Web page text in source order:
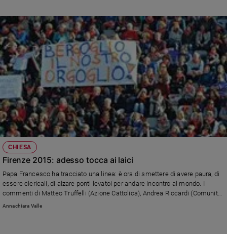
Santi
Devozione
e
fede
Parola
giorno
Santo
del
giorno
Società
e
valori
Ambiente
e
CHIESA
Firenze 2015: adesso tocca ai laici
Papa Francesco ha tracciato una linea: è ora di smettere di avere paura, di
essere clericali, di alzare ponti levatoi per andare incontro al mondo. I
commenti di Matteo Truffelli (Azione Cattolica), Andrea Riccardi (Comunità
di Sant'Egidio), Gianni Bottalico (Acli).
Annachiara Valle